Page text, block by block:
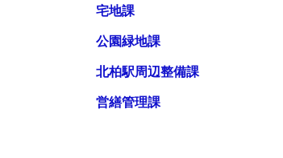
宅地課
公園緑地課
北柏駅周辺整備課
営繕管理課